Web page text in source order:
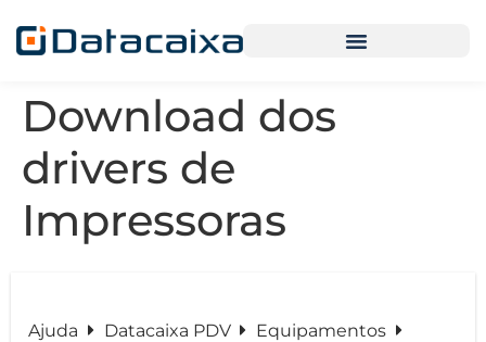
Download dos
drivers de
Impressoras
Ajuda Datacaixa PDV
Equipamentos